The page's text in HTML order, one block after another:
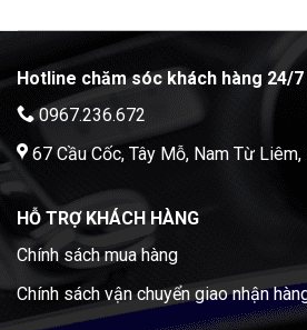
Hotline chăm sóc khách hàng 24/7
0967.236.672
67 Cầu Cốc, Tây Mỗ, Nam Từ Liêm,
HỖ TRỢ KHÁCH HÀNG
Chính sách mua hàng
Chính sách vận chuyển giao nhận